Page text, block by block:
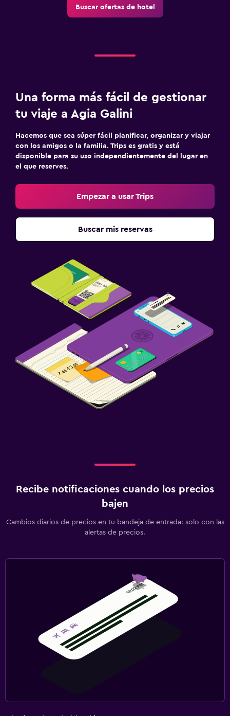
Buscar ofertas de hotel
Una forma más fácil de gestionar
tu viaje a Agia Galini
Hacemos que sea súper fácil planificar, organizar y viajar
con los amigos o la familia. Trips es gratis y está
disponible para su uso independientemente del lugar en
el que reserves.
Empezar a usar Trips
Buscar mis reservas
Recibe notificaciones cuando los precios
bajen
Cambios diarios de precios en tu bandeja de entrada: solo con las
alertas de precios.